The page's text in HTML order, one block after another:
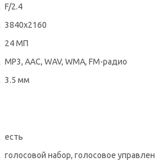
F/2.4
3840x2160
24 МП
MP3, AAC, WAV, WMA, FM-радио
3.5 мм
есть
голосовой набор, голосовое